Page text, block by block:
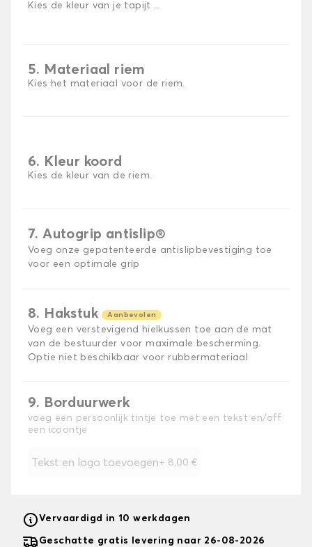
Kies de kleur van je tapijt ..
5. Materiaal riem
Kies het materiaal voor de riem.
6. Kleur koord
Kies de kleur van de riem.
7. Autogrip antislip®
Voeg onze gepatenteerde antislipbevestiging toe
voor een optimale grip
8. Hakstuk Aanbevolen
Voeg een verstevigend hielkussen toe aan de mat
van de bestuurder voor maximale bescherming.
Optie niet beschikbaar voor rubbermateriaal
9. Borduurwerk
voeg een persoonlijk tintje toe met een tekst en/off
een icoontje
Tekst en logo toevoegen+ 8,00 €
Vervaardigd in 10 werkdagen
Geschatte gratis levering naar 26-08-2026